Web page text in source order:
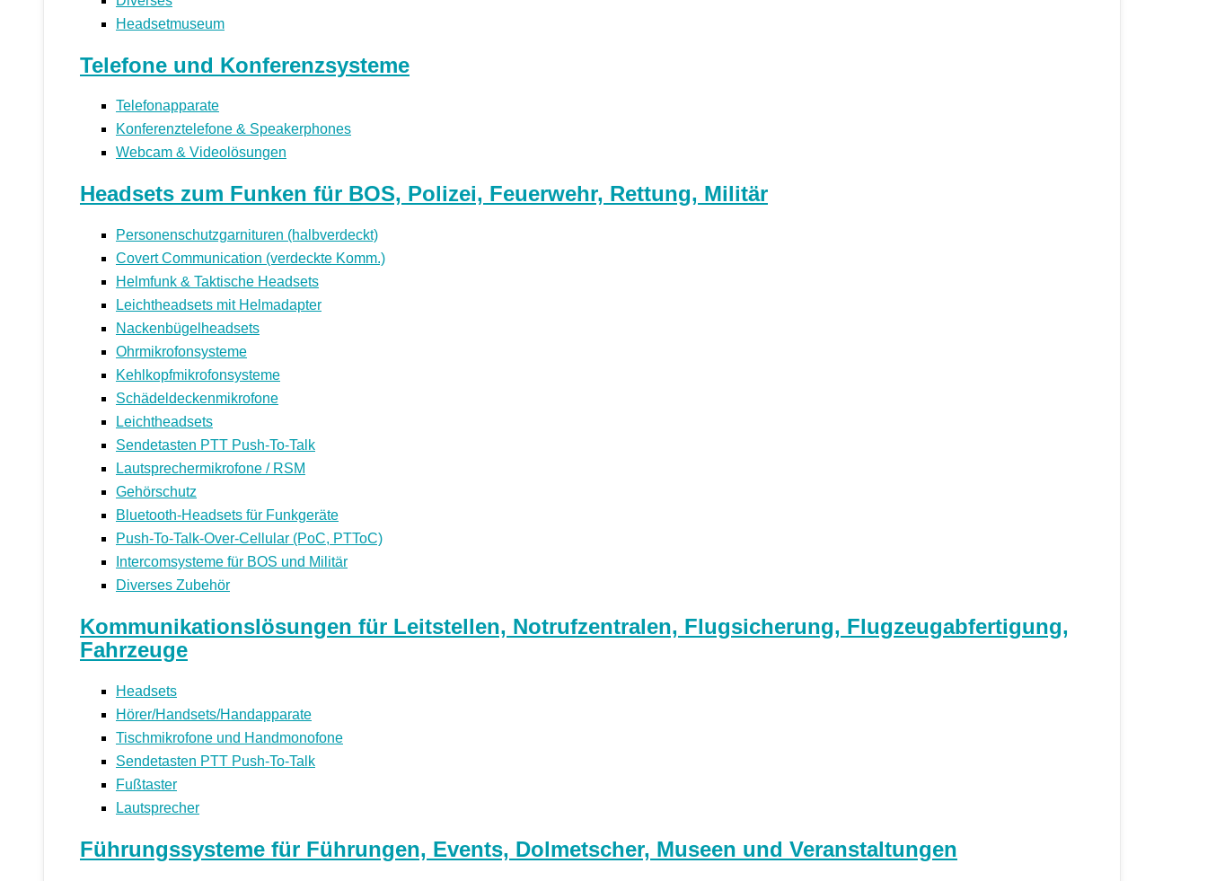
Headsetmuseum
Telefone und Konferenzsysteme
Telefonapparate
Konferenztelefone & Speakerphones
Webcam & Videolösungen
Headsets zum Funken für BOS, Polizei, Feuerwehr, Rettung, Militär
Personenschutzgarnituren (halbverdeckt)
Covert Communication (verdeckte Komm.)
Helmfunk & Taktische Headsets
Leichtheadsets mit Helmadapter
Nackenbügelheadsets
Ohrmikrofonsysteme
Kehlkopfmikrofonsysteme
Schädeldeckenmikrofone
Leichtheadsets
Sendetasten PTT Push-To-Talk
Lautsprechermikrofone / RSM
Gehörschutz
Bluetooth-Headsets für Funkgeräte
Push-To-Talk-Over-Cellular (PoC, PTToC)
Intercomsysteme für BOS und Militär
Diverses Zubehör
Kommunikationslösungen für Leitstellen, Notrufzentralen, Flugsicherung, Flugzeugabfertigung,
Fahrzeuge
Headsets
Hörer/Handsets/Handapparate
Tischmikrofone und Handmonofone
Sendetasten PTT Push-To-Talk
Fußtaster
Lautsprecher
Führungssysteme für Führungen, Events, Dolmetscher, Museen und Veranstaltungen